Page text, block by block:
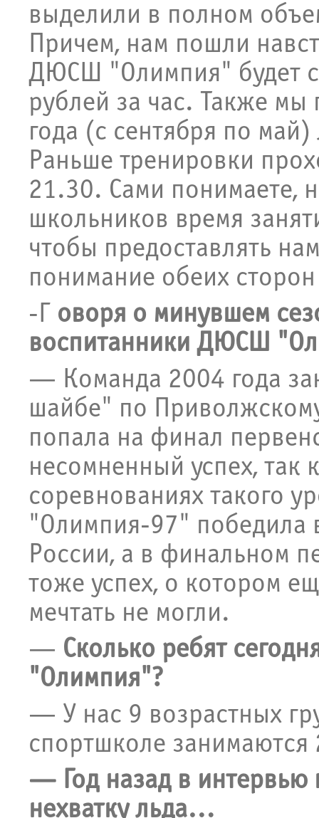
выделили в полном
Причем, нам пошли
ДЮСШ "Олимпия" будет
рублей за час. Также мы
года (с сентября по
Раньше тренировки
21.30. Сами понимаете,
школьников время
чтобы предоставлять
понимание обеих сторон
-Г оворя о минувшем
воспитанники ДЮСШ
— Команда 2004 года
шайбе" по
попала на финал
несомненный успех, так
соревнованиях такого
"Олимпия-97" победила
России, а в финальном
тоже успех, о котором
мечтать не могли.
— Сколько ребят
"Олимпия"?
— У нас 9 возрастных
спортшколе занимаются
— Год назад в интервью
нехватку льда…